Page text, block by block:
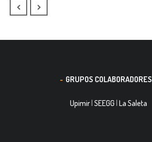
GRUPOS COLABORADORES
Upimir|SEEGG |La Saleta